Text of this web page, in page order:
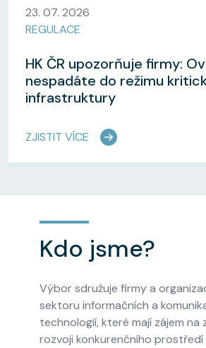
23. 07. 2026
REGULACE
HK ČR upozorňuje firmy:
nespadáte do režimu
infrastruktury
ZJISTIT VÍCE
Kdo jsme?
Výbor sdružuje firmy a
sektoru informačních a
technologií, které mají zájem na
rozvoji konkurenčního